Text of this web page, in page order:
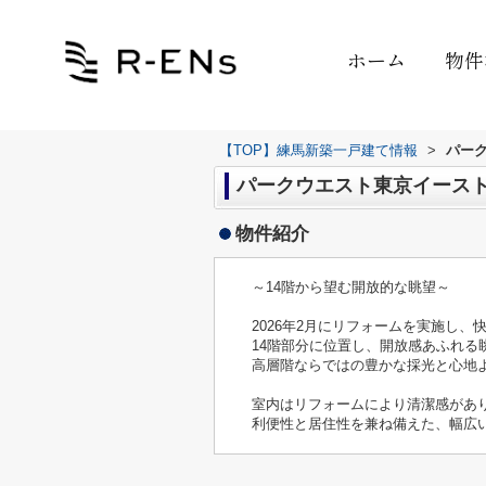
ホーム 物
【TOP】練馬新築一戸建て情報 > パー
パークウエスト東京イー
物件紹介
～14階から望む開放的な眺望～
2026年2月にリフォームを実施し、
14階部分に位置し、開放感あふれる
高層階ならではの豊かな採光と心地
室内はリフォームにより清潔感があ
利便性と居住性を兼ね備えた、幅広